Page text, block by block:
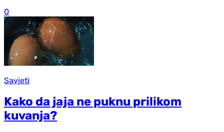
0
Savjeti
Kako da jaja ne puknu prilikom
kuvanja?